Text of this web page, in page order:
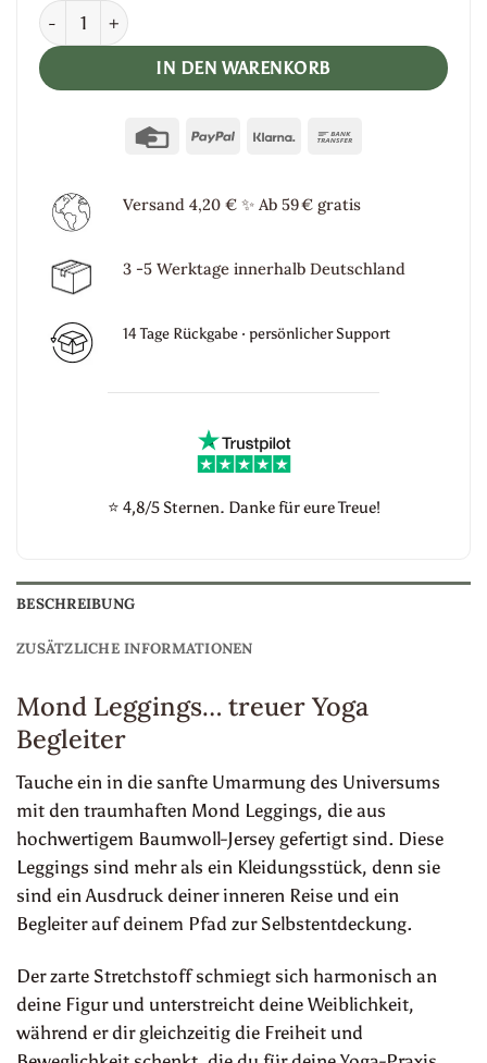
Moonchild Leggings -weiß- Menge
IN DEN WARENKORB
Credit PayPal Klarna
Versand 4,20 € ✨Ab 59 € gratis
3 -5 Werktage innerhalb Deutschland
14 Tage Rückgabe · persönlicher Support
⭐ 4,8/5 Sternen. Danke für eure Treue!
BESCHREIBUNG
ZUSÄTZLICHE INFORMATIONEN
Mond Leggings… treuer Yoga
Begleiter
Tauche ein in die sanfte Umarmung des Universums
mit den traumhaften Mond Leggings, die aus
hochwertigem Baumwoll-Jersey gefertigt sind. Diese
Leggings sind mehr als ein Kleidungsstück, denn sie
sind ein Ausdruck deiner inneren Reise und ein
Begleiter auf deinem Pfad zur Selbstentdeckung.
Der zarte Stretchstoff schmiegt sich harmonisch an
deine Figur und unterstreicht deine Weiblichkeit,
während er dir gleichzeitig die Freiheit und